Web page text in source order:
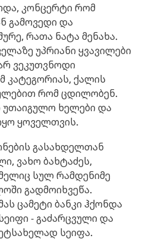
კონცერტი რომ
გამოვედი და
რათა ნატა მენახა.
უპრიანი ყვავილები
ვეკუთვნოდი
კატეგორიას, ქალის
რომ ცდილობენ.
უთაიგულო ხელები და
ყოველთვის.
გასახდელთან
ვახო ბახტაძეს,
სულ რამდენიმე
გადმოიხვეწა.
ცამეტი ბანკი ჰქონდა
- გაძარცვული და
სეიფა.